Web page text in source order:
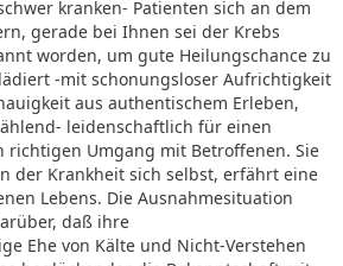
kranken- Patienten sich an dem
gerade bei Ihnen sei der Krebs
worden, um gute Heilungschance zu
-mit schonungsloser Aufrichtigkeit
aus authentischem Erleben,
leidenschaftlich für einen
richtigen Umgang mit Betroffenen. Sie
der Krankheit sich selbst, erfährt eine
Lebens. Die Ausnahmesituation
daß ihre
Ehe von Kälte und Nicht-Verstehen